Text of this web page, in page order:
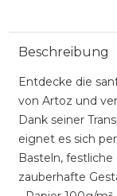
Beschreibung
Entdecke die
von Artoz und
Dank seiner
eignet es sich
Basteln,
zauberhafte